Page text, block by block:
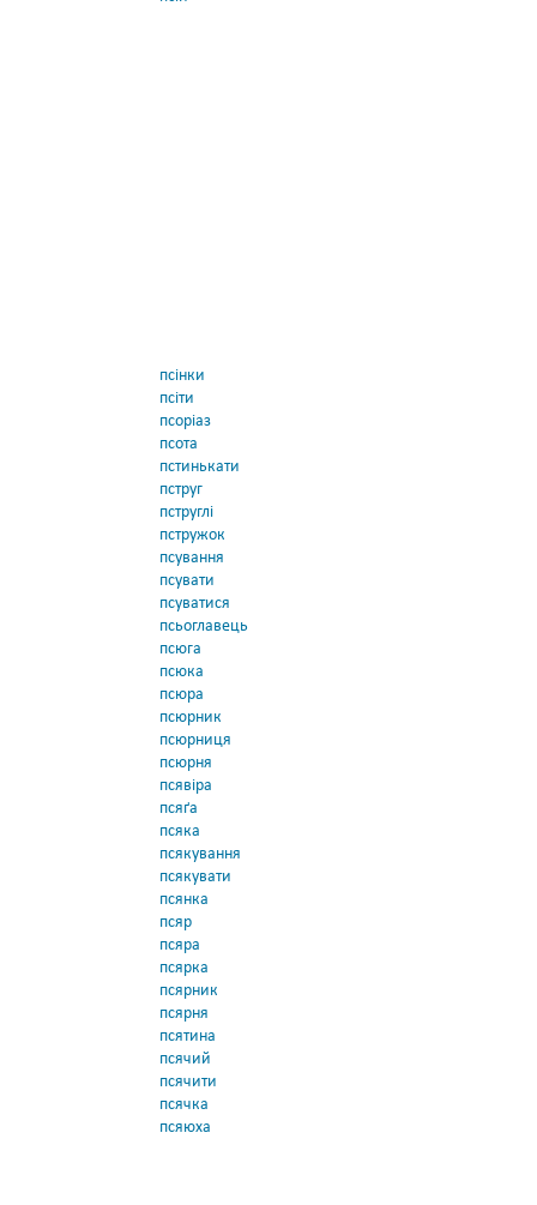
псінки
псіти
псоріаз
псота
пстинькати
пструг
пструглі
пстружок
псування
псувати
псуватися
псьоглавець
псюга
псюка
псюра
псюрник
псюрниця
псюрня
псявіра
псяґа
псяка
псякування
псякувати
псянка
псяр
псяра
псярка
псярник
псярня
псятина
псячий
псячити
псячка
псяюха